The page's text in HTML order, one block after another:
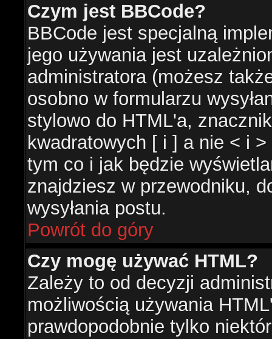
Czym jest BBCode?
BBCode jest specjalną
jego używania jest
administratora (możesz
osobno w formularzu
stylowo do HTML'a,
kwadratowych [ i ] a nie < i
tym co i jak będzie
znajdziesz w przewodniku,
wysyłania postu.
Powrót do góry
Czy mogę używać HTML?
Zależy to od decyzji
możliwością używania
prawdopodobnie tylko